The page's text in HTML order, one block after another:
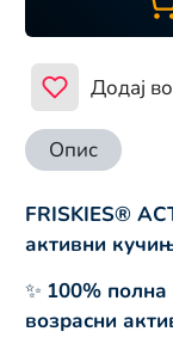
Додај
Опис
FRISKIES®
активни
✨ 100%
возрасни